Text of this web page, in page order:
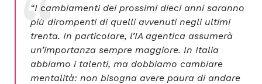
“I cambiamenti dei prossimi dieci anni saranno
più dirompenti di quelli avvenuti negli ultimi
trenta. In particolare, l’IA agentica assumerà
un’importanza sempre maggiore. In Italia
abbiamo i talenti, ma dobbiamo cambiare
mentalità: non bisogna avere paura di andare